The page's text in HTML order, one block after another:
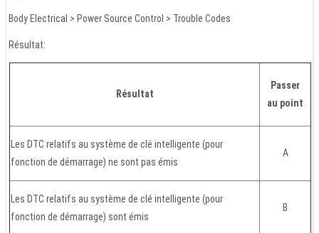
Body Electrical > Power Source Control > Trouble Codes
Résultat:
Résultat
Passer
au point
Les DTC relatifs au système de clé intelligente (pour
fonction de démarrage) ne sont pas émis
A
Les DTC relatifs au système de clé intelligente (pour
fonction de démarrage) sont émis
B